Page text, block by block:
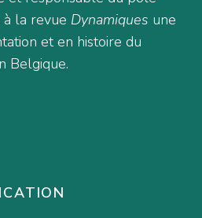
la revue Dynamiques une
et en histoire du
Belgique.